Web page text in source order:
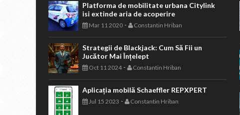
Platforma de mobilitate urbana Citylink
isi extinde aria de acoperire
Mar 11 2020 - Constantin Hriban
Strategii de Blackjack: Cum Să Fii un
Jucător Mai Înțelept
Oct 11 2024- Constantin Hriban
Aplicația mobilă Schaeffler REPXPERT
Jul 15 2023 - Constantin Hriban